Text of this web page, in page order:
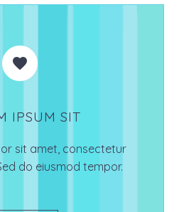


IPSUM SIT
sit amet, consectetur
do eiusmod tempor.